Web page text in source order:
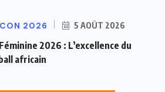
2026 5 AOÛT 2026
2026 : L’excellence du
africain